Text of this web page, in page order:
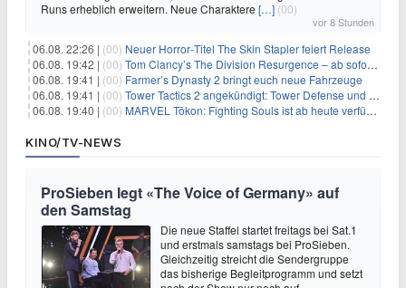
Runs erheblich erweitern. Neue Charaktere […] (00)
vor 8 Stunden
06.08. 22:26 | (00) Neuer Horror‑Titel The Skin Stapler feiert Release
06.08. 19:42 | (00) Tom Clancy’s The Division Resurgence – ab sofort für euch verfügbar
06.08. 19:41 | (00) Farmer’s Dynasty 2 bringt euch neue Fahrzeuge
06.08. 19:41 | (00) Tower Tactics 2 angekündigt: Tower Defense und Deckbuilding Kombo kehrt zurück
06.08. 19:40 | (00) MARVEL Tōkon: Fighting Souls ist ab heute verfügbar
KINO/TV-NEWS
ProSieben legt «The Voice of Germany» auf
den Samstag
Die neue Staffel startet freitags bei Sat.1
und erstmals samstags bei ProSieben.
Gleichzeitig streicht die Sendergruppe
das bisherige Begleitprogramm und setzt